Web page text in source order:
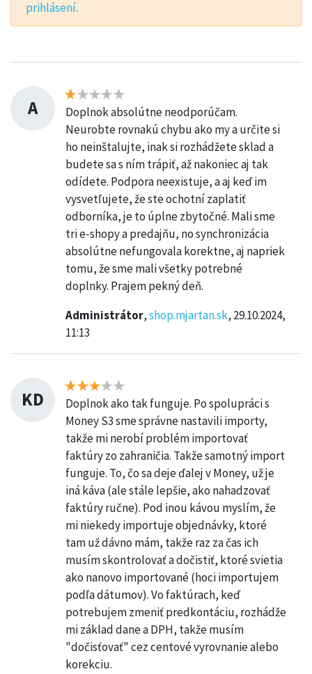
prihlásení.
A
Doplnok absolútne neodporúčam.
Neurobte rovnakú chybu ako my a určite si
ho neinštalujte, inak si rozhádžete sklad a
budete sa s ním trápiť, až nakoniec aj tak
odídete. Podpora neexistuje, a aj keď im
vysvetľujete, že ste ochotní zaplatiť
odborníka, je to úplne zbytočné. Mali sme
tri e-shopy a predajňu, no synchronizácia
absolútne nefungovala korektne, aj napriek
tomu, že sme mali všetky potrebné
doplnky. Prajem pekný deň.
Administrátor,shop.mjartan.sk, 29.10.2024,
11:13
KD
Doplnok ako tak funguje. Po spolupráci s
Money S3 sme správne nastavili importy,
takže mi nerobí problém importovať
faktúry zo zahraničia. Takže samotný import
funguje. To, čo sa deje ďalej v Money, už je
iná káva (ale stále lepšie, ako nahadzovať
faktúry ručne). Pod inou kávou myslím, že
mi niekedy importuje objednávky, ktoré
tam už dávno mám, takže raz za čas ich
musím skontrolovať a dočistiť, ktoré svietia
ako nanovo importované (hoci importujem
podľa dátumov). Vo faktúrach, keď
potrebujem zmeniť predkontáciu, rozhádže
mi základ dane a DPH, takže musím
"dočisťovať" cez centové vyrovnanie alebo
korekciu.